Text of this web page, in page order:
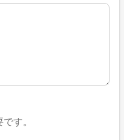
き点や要望などがござい
す。